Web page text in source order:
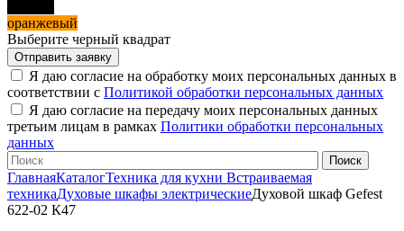
оранжевый
Выберите черный квадрат
Я даю согласие на обработку моих персональных данных в
соответствии с Политикой обработки персональных данных
Я даю согласие на передачу моих персональных данных
третьим лицам в рамках Политики обработки персональных
данных
ГлавнаяКаталогТехника для кухни Встраиваемая
техникаДуховые шкафы электрическиеДуховой шкаф Gefest
622-02 К47